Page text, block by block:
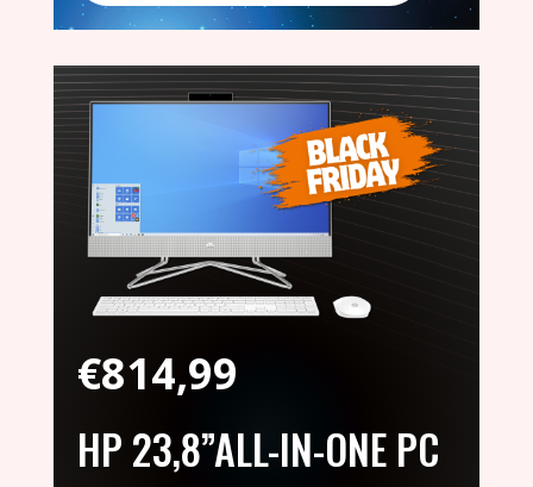
€814,99
HP 23,8”ALL-IN-ONE PC